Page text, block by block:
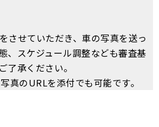
させていただき、 車の写真を送っ
、スケジュール調整なども審査基
了承ください。
真のURLを添付でも可能です。